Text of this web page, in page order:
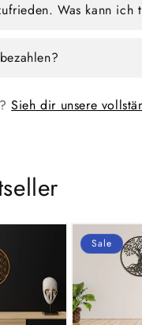
Was kann ich
Sieh dir unsere
Sale